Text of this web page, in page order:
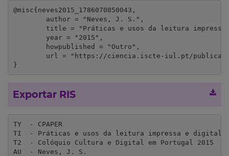
@misc{neves2015_1786070850043,
}
Exportar RIS
TY  - CPAPER
TI  - Práticas e usos da leitura impressa e digital:
T2  - Colóquio Cultura e Digital em Portugal 2015
AU  - Neves, J. S.